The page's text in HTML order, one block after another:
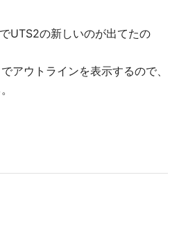
UTS2の新しいのが出てたの
アウトラインを表示するので、